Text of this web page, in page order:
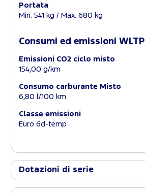
Portata
Min. 541 kg / Max. 680 kg
Consumi ed emissioni WLTP
Emissioni CO2 ciclo misto
154,00 g/km
Consumo carburante Misto
6,80 l/100 km
Classe emissioni
Euro 6d-temp
Dotazioni di serie